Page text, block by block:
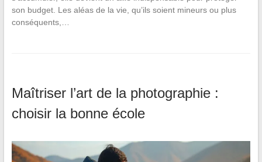
son budget. Les aléas de la vie, qu’ils soient mineurs ou plus
conséquents,…
Maîtriser l’art de la photographie :
choisir la bonne école